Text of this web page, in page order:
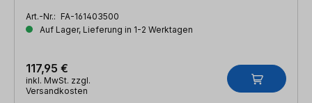
Art.-Nr.: FA-161403500
Auf Lager, Lieferung in 1-2 Werktagen
117,95 €
inkl. MwSt. zzgl.
Versandkosten